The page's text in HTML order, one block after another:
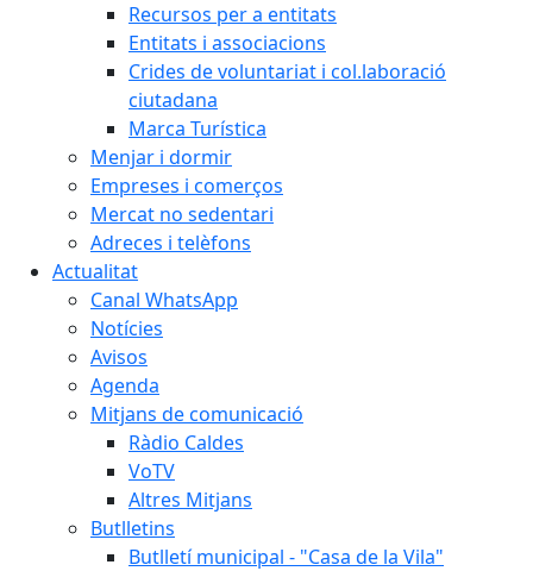
Recursos per a entitats
Entitats i associacions
Crides de voluntariat i col.laboració
ciutadana
Marca Turística
Menjar i dormir
Empreses i comerços
Mercat no sedentari
Adreces i telèfons
Actualitat
Canal WhatsApp
Notícies
Avisos
Agenda
Mitjans de comunicació
Ràdio Caldes
VoTV
Altres Mitjans
Butlletins
Butlletí municipal - "Casa de la Vila"